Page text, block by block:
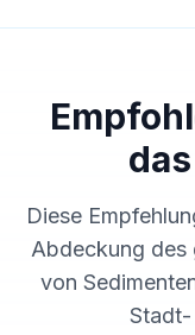
Diese
Abdeckung des
von
Stadt-